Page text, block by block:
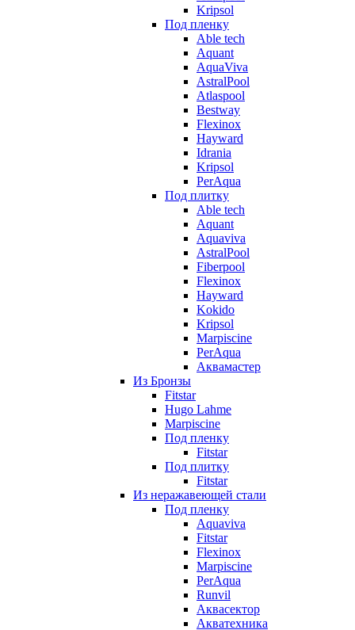
Kripsol
Под пленку
Able tech
Aquant
AquaViva
AstralPool
Atlaspool
Bestway
Flexinox
Hayward
Idrania
Kripsol
PerAqua
Под плитку
Able tech
Aquant
Aquaviva
AstralPool
Fiberpool
Flexinox
Hayward
Kokido
Kripsol
Marpiscine
PerAqua
Аквамастер
Из Бронзы
Fitstar
Hugo Lahme
Marpiscine
Под пленку
Fitstar
Под плитку
Fitstar
Из неражавеющей стали
Под пленку
Aquaviva
Fitstar
Flexinox
Marpiscine
PerAqua
Runvil
Аквасектор
Акватехника